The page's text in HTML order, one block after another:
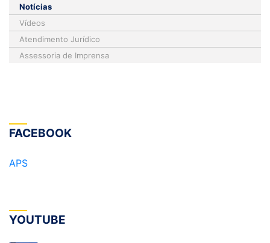
Notícias
Vídeos
Atendimento Jurídico
Assessoria de Imprensa
FACEBOOK
APS
YOUTUBE